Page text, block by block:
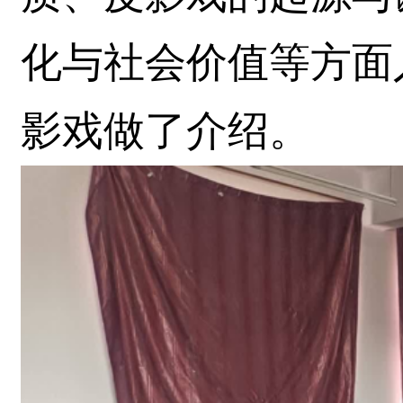
化与社会价值等方
影戏做了介绍。